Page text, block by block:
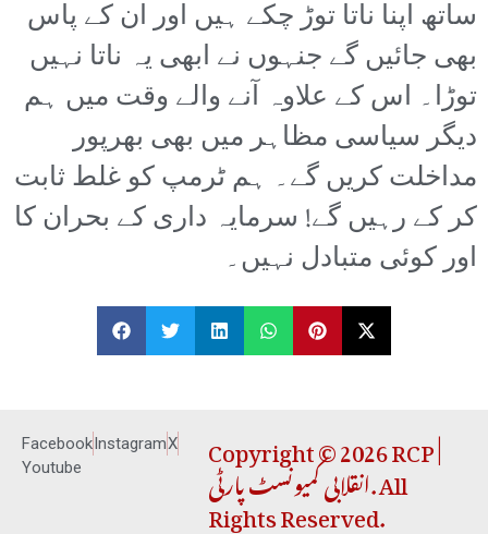
ساتھ اپنا ناتا توڑ چکے ہیں اور ان کے پاس
بھی جائیں گے جنہوں نے ابھی یہ ناتا نہیں
توڑا۔ اس کے علاوہ آنے والے وقت میں ہم
دیگر سیاسی مظاہر میں بھی بھرپور
مداخلت کریں گے۔ ہم ٹرمپ کو غلط ثابت
کر کے رہیں گے! سرمایہ داری کے بحران کا
اور کوئی متبادل نہیں۔
FacebookInstagramX
Youtube
Copyright © 2026 RCP |
انقلابی کمیونسٹ پارٹی. All
Rights Reserved.